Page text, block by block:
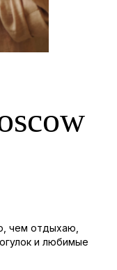
чем отдыхаю,
и любимые